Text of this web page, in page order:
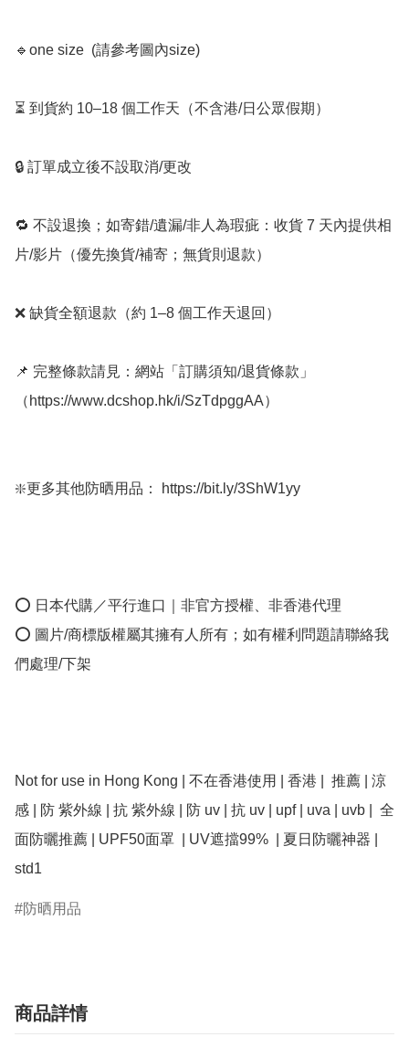
🔹one size  (請參考圖內size)
⏳ 到貨約 10–18 個工作天（不含港/日公眾假期）
🔒 訂單成立後不設取消/更改
🔁 不設退換；如寄錯/遺漏/非人為瑕疵：收貨 7 天內提供相
片/影片（優先換貨/補寄；無貨則退款）
❌ 缺貨全額退款（約 1–8 個工作天退回）
📌 完整條款請見：網站「訂購須知/退貨條款」
（https://www.dcshop.hk/i/SzTdpggAA）
❇️更多其他防晒用品： https://bit.ly/3ShW1yy
⭕ 日本代購／平行進口｜非官方授權、非香港代理
⭕ 圖片/商標版權屬其擁有人所有；如有權利問題請聯絡我
們處理/下架
Not for use in Hong Kong | 不在香港使用 | 香港 |  推薦 | 涼
感 | 防 紫外線 | 抗 紫外線 | 防 uv | 抗 uv | upf | uva | uvb |  全
面防曬推薦 | UPF50面罩  | UV遮擋99%  | 夏日防曬神器 |
std1
防晒用品
商品詳情